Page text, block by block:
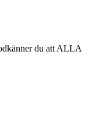
du att ALLA